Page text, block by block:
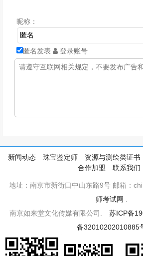
昵称：
匿名发表 登录账号
新闻动态 珠宝鉴定师 资源与测绘类证书
合作加盟
联系我们
地址：南京市新街口中山东路9号 邮箱：
师考试网
南京如来堂文化传媒有限公司. 苏ICP备
备32010202010885